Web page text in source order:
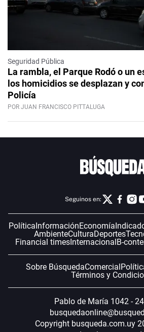
Seguridad Pública
La rambla, el Parque Rodó o un
los homicidios se desplazan y
Policía
POR JUAN FRANCISCO PITTALUGA
Seguinos en:
Política InformaciónEconomía
AmbienteCulturaDeportes
Financial timesInternacional B-
Sobre BúsquedaComercial
Términos y
Pablo de María 1042 -
Copyright busqueda.com.uy